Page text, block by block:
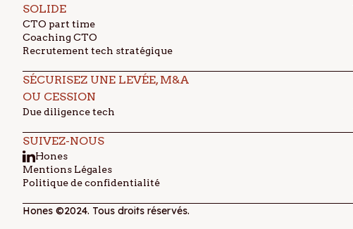
SOLIDE
CTO part time
Coaching CTO
Recrutement tech stratégique
SÉCURISEZ UNE LEVÉE, M&A
OU CESSION
Due diligence tech
SUIVEZ-NOUS
Hones
Mentions Légales
Politique de confidentialité
Hones ©2024. Tous droits réservés.